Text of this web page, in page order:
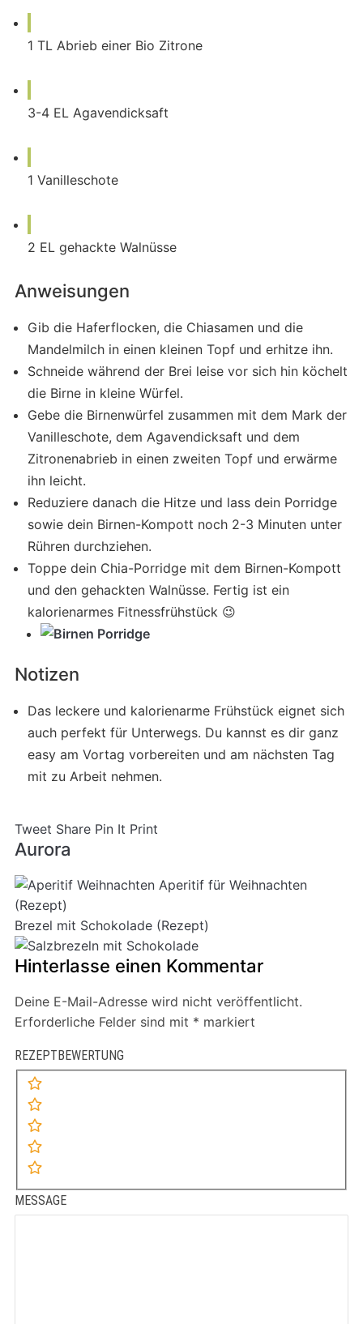
1 TL Abrieb einer Bio Zitrone
3-4 EL Agavendicksaft
1 Vanilleschote
2 EL gehackte Walnüsse
Anweisungen
Gib die Haferflocken, die Chiasamen und die
Mandelmilch in einen kleinen Topf und erhitze ihn.
Schneide während der Brei leise vor sich hin köchelt
die Birne in kleine Würfel.
Gebe die Birnenwürfel zusammen mit dem Mark der
Vanilleschote, dem Agavendicksaft und dem
Zitronenabrieb in einen zweiten Topf und erwärme
ihn leicht.
Reduziere danach die Hitze und lass dein Porridge
sowie dein Birnen-Kompott noch 2-3 Minuten unter
Rühren durchziehen.
Toppe dein Chia-Porridge mit dem Birnen-Kompott
und den gehackten Walnüsse. Fertig ist ein
kalorienarmes Fitnessfrühstück 😉
Notizen
Das leckere und kalorienarme Frühstück eignet sich
auch perfekt für Unterwegs. Du kannst es dir ganz
easy am Vortag vorbereiten und am nächsten Tag
mit zu Arbeit nehmen.
Tweet Share Pin It Print
Aurora
Aperitif für Weihnachten
(Rezept)
Brezel mit Schokolade (Rezept)
Hinterlasse einen Kommentar
Deine E-Mail-Adresse wird nicht veröffentlicht.
Erforderliche Felder sind mit * markiert
REZEPTBEWERTUNG
MESSAGE